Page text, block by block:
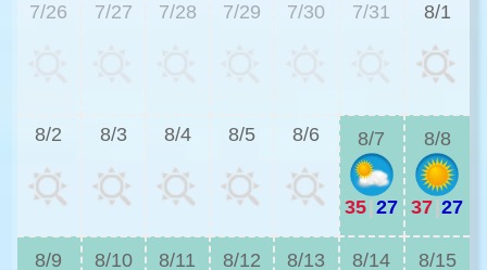
7/26
7/27 7/28 7/29 7/30 7/31 8/1
8/2 8/3 8/4 8/5 8/6 8/7
35|27
8/8
37|27
8/9 8/10 8/11 8/12 8/13 8/14 8/15